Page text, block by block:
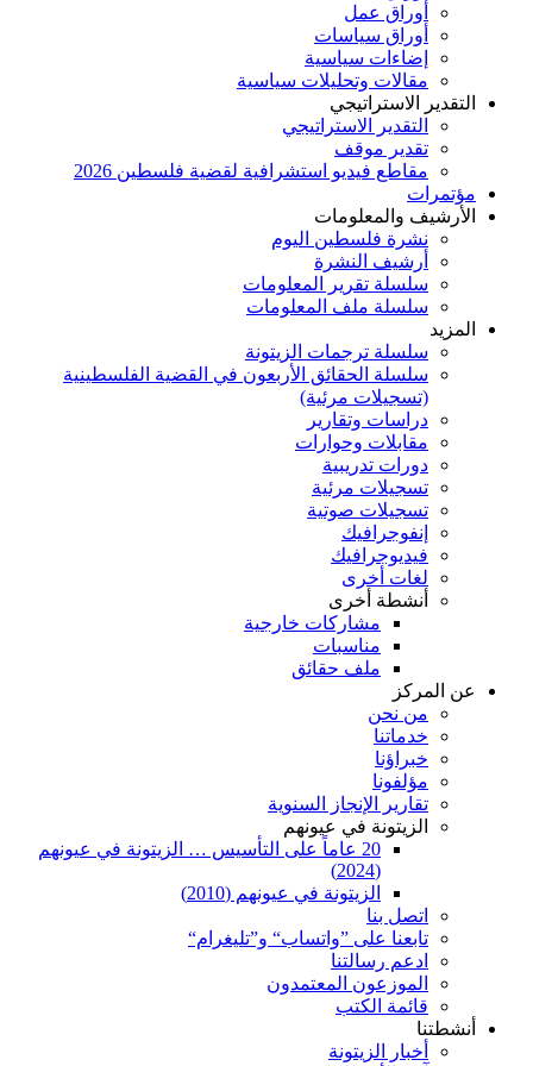
أوراق عمل
أوراق سياسات
إضاءات سياسية
مقالات وتحليلات سياسية
التقدير الاستراتيجي
التقدير الاستراتيجي
تقدير موقف
مقاطع فيديو استشرافية لقضية فلسطين 2026
مؤتمرات
الأرشيف والمعلومات
نشرة فلسطين اليوم
أرشيف النشرة
سلسلة تقرير المعلومات
سلسلة ملف المعلومات
المزيد
سلسلة ترجمات الزيتونة
سلسلة الحقائق الأربعون في القضية الفلسطينية
(تسجيلات مرئية)
دراسات وتقارير
مقابلات وحوارات
دورات تدريبية
تسجيلات مرئية
تسجيلات صوتية
إنفوجرافيك
فيديوجرافيك
لغات أخرى
أنشطة أخرى
مشاركات خارجية
مناسبات
ملف حقائق
عن المركز
من نحن
خدماتنا
خبراؤنا
مؤلفونا
تقارير الإنجاز السنوية
الزيتونة في عيونهم
20 عاماً على التأسيس … الزيتونة في عيونهم
(2024)
الزيتونة في عيونهم (2010)
اتصل بنا
تابعنا على ”واتساب“ و”تليغرام“
ادعم رسالتنا
الموزعون المعتمدون
قائمة الكتب
أنشطتنا
أخبار الزيتونة